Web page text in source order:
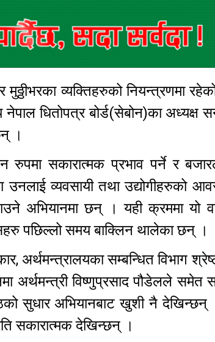
व्यक्तिहरुको नियन्त्रणमा
धितोपत्र बोर्ड(सेबोन)का अध्यक्ष
।
रुपमा सकारात्मक प्रभाव पर्ने र
व्यवसायी तथा उद्योगीहरुको
अभियानमा छन् । यही क्रममा यो वा
पछिल्लो समय बाक्लिन थालेका छन् ।
अर्थमन्त्रालयका सम्बन्धित विभाग
अर्थमन्त्री विष्णुप्रसाद पौडेलले
सुधार अभियानबाट खुशी नै
सकारात्मक देखिन्छन् ।